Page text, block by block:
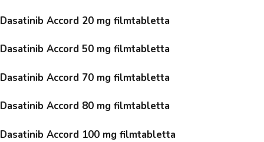
Dasatinib Accord 20 mg filmtabletta
Dasatinib Accord 50 mg filmtabletta
Dasatinib Accord 70 mg filmtabletta
Dasatinib Accord 80 mg filmtabletta
Dasatinib Accord 100 mg filmtabletta